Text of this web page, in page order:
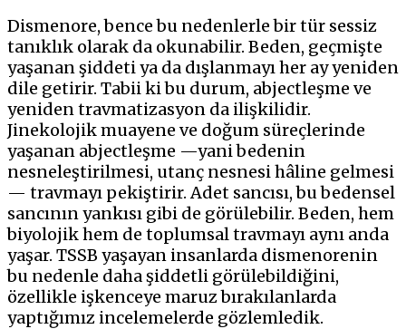
Dismenore, bence bu nedenlerle bir tür sessiz
tanıklık olarak da okunabilir. Beden, geçmişte
yaşanan şiddeti ya da dışlanmayı her ay yeniden
dile getirir. Tabii ki bu durum, abjectleşme ve
yeniden travmatizasyon da ilişkilidir.
Jinekolojik muayene ve doğum süreçlerinde
yaşanan abjectleşme —yani bedenin
nesneleştirilmesi, utanç nesnesi hâline gelmesi
— travmayı pekiştirir. Adet sancısı, bu bedensel
sancının yankısı gibi de görülebilir. Beden, hem
biyolojik hem de toplumsal travmayı aynı anda
yaşar. TSSB yaşayan insanlarda dismenorenin
bu nedenle daha şiddetli görülebildiğini,
özellikle işkenceye maruz bırakılanlarda
yaptığımız incelemelerde gözlemledik.